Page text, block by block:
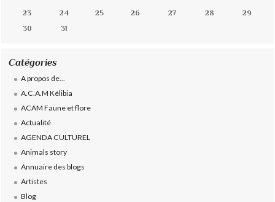
23
24 25 26 27 28
29
30
31
Catégories
A propos de...
A.C.A.M Kélibia
ACAM Faune et flore
Actualité
AGENDA CULTUREL
Animals story
Annuaire des blogs
Artistes
Blog